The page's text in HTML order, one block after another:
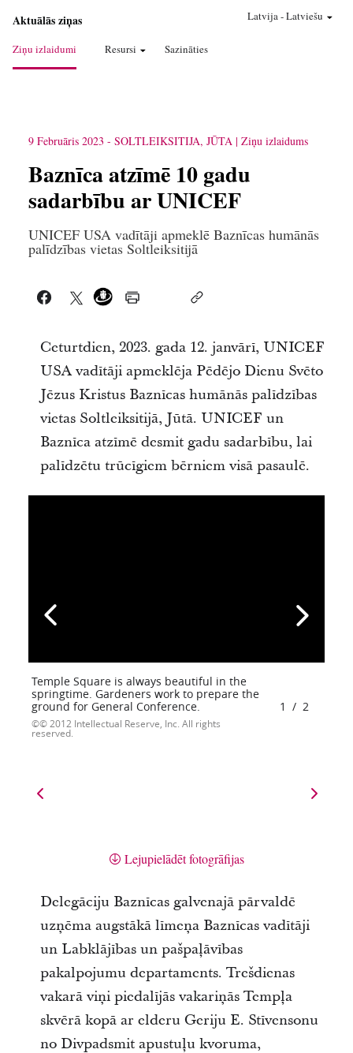
Aktuālās ziņas
Ziņu izlaidumi Resursi Sazināties
Latvija-Latviešu
9 Februāris 2023 - SOLTLEIKSITIJA, JŪTA Ziņu izlaidums
Baznīca atzīmē 10 gadu
sadarbību ar UNICEF
UNICEF USA vadītāji apmeklē Baznīcas humānās
palīdzības vietas Soltleiksitijā
Ceturtdien, 2023. gada 12. janvārī, UNICEF
USA vadītāji apmeklēja Pēdējo Dienu Svēto
Jēzus Kristus Baznīcas humānās palīdzības
vietas Soltleiksitijā, Jūtā. UNICEF un
Baznīca atzīmē desmit gadu sadarbību, lai
palīdzētu trūcīgiem bērniem visā pasaulē.
Temple Square is always beautiful in the
springtime. Gardeners work to prepare the
ground for General Conference.
© 2012 Intellectual Reserve, Inc. All rights
reserved.
1 / 2
Lejupielādēt fotogrāfijas
Delegāciju Baznīcas galvenajā pārvaldē
uzņēma augstākā līmeņa Baznīcas vadītāji
un Labklājības un pašpaļāvības
pakalpojumu departaments. Trešdienas
vakarā viņi piedalījās vakariņās Tempļa
skvērā kopā ar elderu Geriju E. Stīvensonu
no Divpadsmit apustuļu kvoruma,